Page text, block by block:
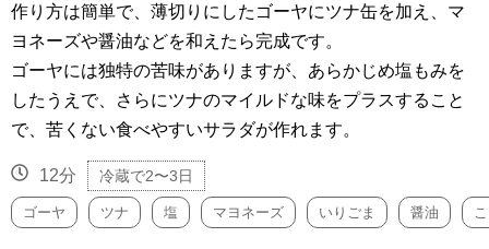
作り方は簡単で、薄切りにしたゴーヤにツナ缶を加え、マ
ヨネーズや醤油などを和えたら完成です。
ゴーヤには独特の苦味がありますが、あらかじめ塩もみを
したうえで、さらにツナのマイルドな味をプラスすること
で、苦くない食べやすいサラダが作れます。
12分 冷蔵で2〜3日
ゴーヤ ツナ 塩 マヨネーズ いりごま 醤油